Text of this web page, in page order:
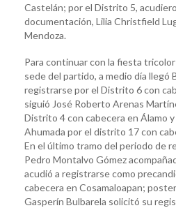
Castelán; por el Distrito 5,
documentación, Lilia Christfield
Mendoza.
Para continuar con la fiesta
sede del partido, a medio día llegó
registrarse por el Distrito 6 con
siguió José Roberto Arenas
Distrito 4 con cabecera en Álamo y
Ahumada por el distrito 17 con
En el último tramo del periodo de
Pedro Montalvo Gómez
acudió a registrarse como
cabecera en Cosamaloapan;
Gasperín Bulbarela solicitó su